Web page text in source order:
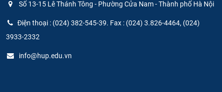
Số 13-15 Lê Thánh Tông - Phường Cửa Nam - Thành phố Hà Nội
Điện thoại : (024) 382-545-39. Fax : (024) 3.826-4464, (024)
3933-2332
info@hup.edu.vn